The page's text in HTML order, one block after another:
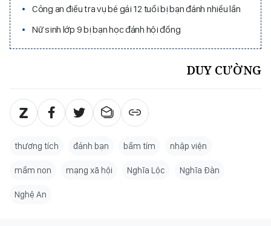
Công an điều tra vụ bé gái 12 tuổi bị bạn đánh nhiều lần
Nữ sinh lớp 9 bị bạn học đánh hội đồng
DUY CƯỜNG
thương tích đánh bạn bầm tím nhập viện
mầm non mạng xã hội Nghĩa Lộc Nghĩa Đàn
Nghệ An